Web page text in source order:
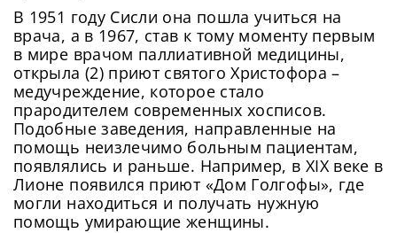
В 1951 году Сисли она пошла учиться на
врача, а в 1967, став к тому моменту первым
в мире врачом паллиативной медицины,
открыла (2) приют святого Христофора –
медучреждение, которое стало
прародителем современных хосписов.
Подобные заведения, направленные на
помощь неизлечимо больным пациентам,
появлялись и раньше. Например, в XIX веке в
Лионе появился приют «Дом Голгофы», где
могли находиться и получать нужную
помощь умирающие женщины.